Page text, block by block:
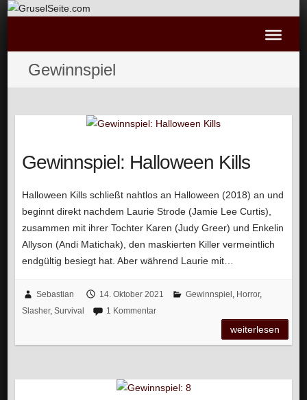
Gewinnspiel
Gewinnspiel: Halloween Kills
Halloween Kills schließt nahtlos an Halloween (2018) an und
beginnt direkt nachdem Laurie Strode (Jamie Lee Curtis),
zusammen mit ihrer Tochter Karen (Judy Greer) und Enkelin
Allyson (Andi Matichak), den maskierten Killer vermeintlich
endgültig besiegt hat. Aber während Laurie mit…
Sebastian 14. Oktober 2021 Gewinnspiel , Horror,
Slasher, Survival 1 Kommentar
weiterlesen